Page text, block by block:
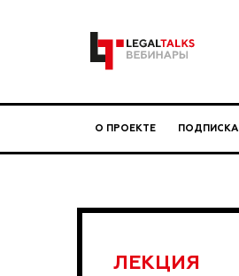
О ПРОЕКТЕ ПОДПИСКА
ЛЕКЦИЯ